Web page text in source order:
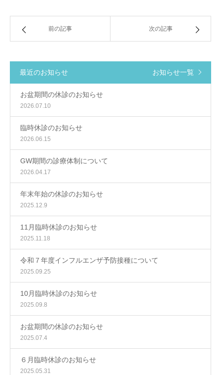
前の記事 次の記事
最近のお知らせ お知らせ一覧
お盆期間の休診のお知らせ
2026.07.10
臨時休診のお知らせ
2026.06.15
GW期間の診療体制について
2026.04.17
年末年始の休診のお知らせ
2025.12.9
11月臨時休診のお知らせ
2025.11.18
令和７年度インフルエンザ予防接種について
2025.09.25
10月臨時休診のお知らせ
2025.09.8
お盆期間の休診のお知らせ
2025.07.4
６月臨時休診のお知らせ
2025.05.31